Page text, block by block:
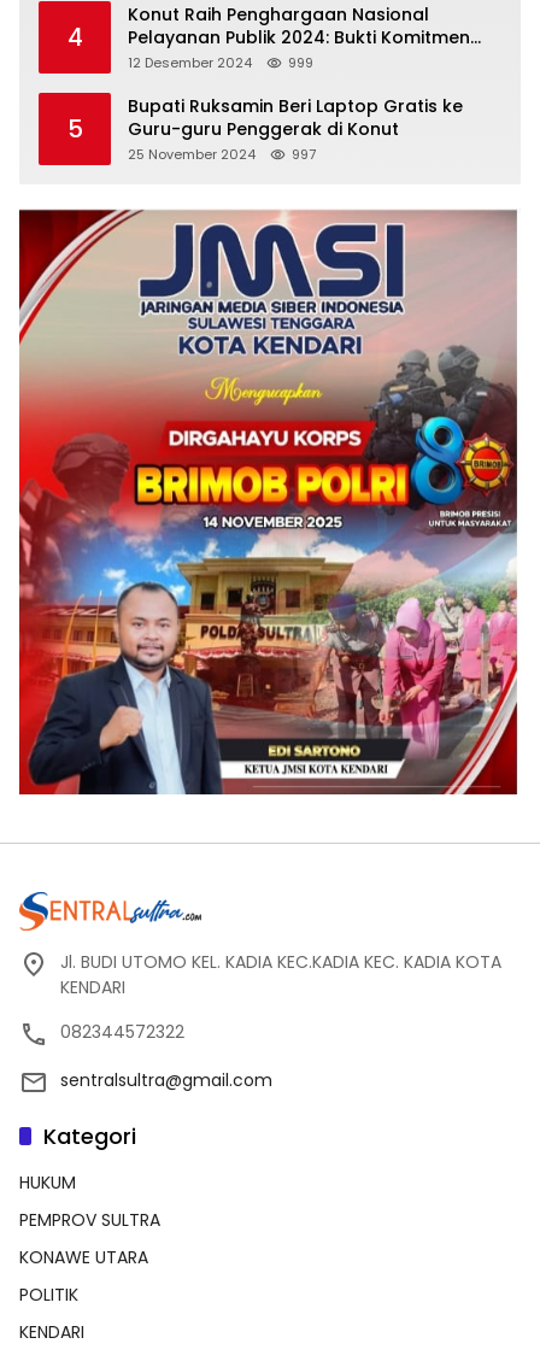
4
Konut Raih Penghargaan Nasional
Pelayanan Publik 2024: Bukti Komitmen
Menuju Pelayanan Prima
12 Desember 2024 999
5
Bupati Ruksamin Beri Laptop Gratis ke
Guru-guru Penggerak di Konut
25 November 2024 997
Jl. BUDI UTOMO KEL. KADIA KEC.KADIA KEC. KADIA KOTA
KENDARI
082344572322
sentralsultra@gmail.com
Kategori
HUKUM
PEMPROV SULTRA
KONAWE UTARA
POLITIK
KENDARI